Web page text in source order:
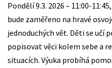
Pondělí 9.3. 2026 – 11:00-
bude zaměřeno na hravé
jednoduchých vět. Děti se učí
popisovat věci kolem sebe a
situacích. Výuka probíhá